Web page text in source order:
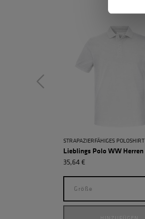
Lieblings Polo WW Herren
STRAPAZIERFÄHIGES POLOSHIRT
35,64 €
Größe